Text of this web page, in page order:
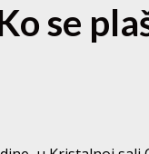
se